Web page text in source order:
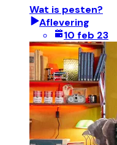
Wat is pesten?
Aflevering
10 feb 23